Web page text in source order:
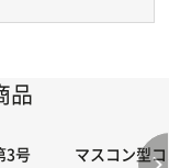
品
ッチRC-02/C002 /
3号
マスコン型